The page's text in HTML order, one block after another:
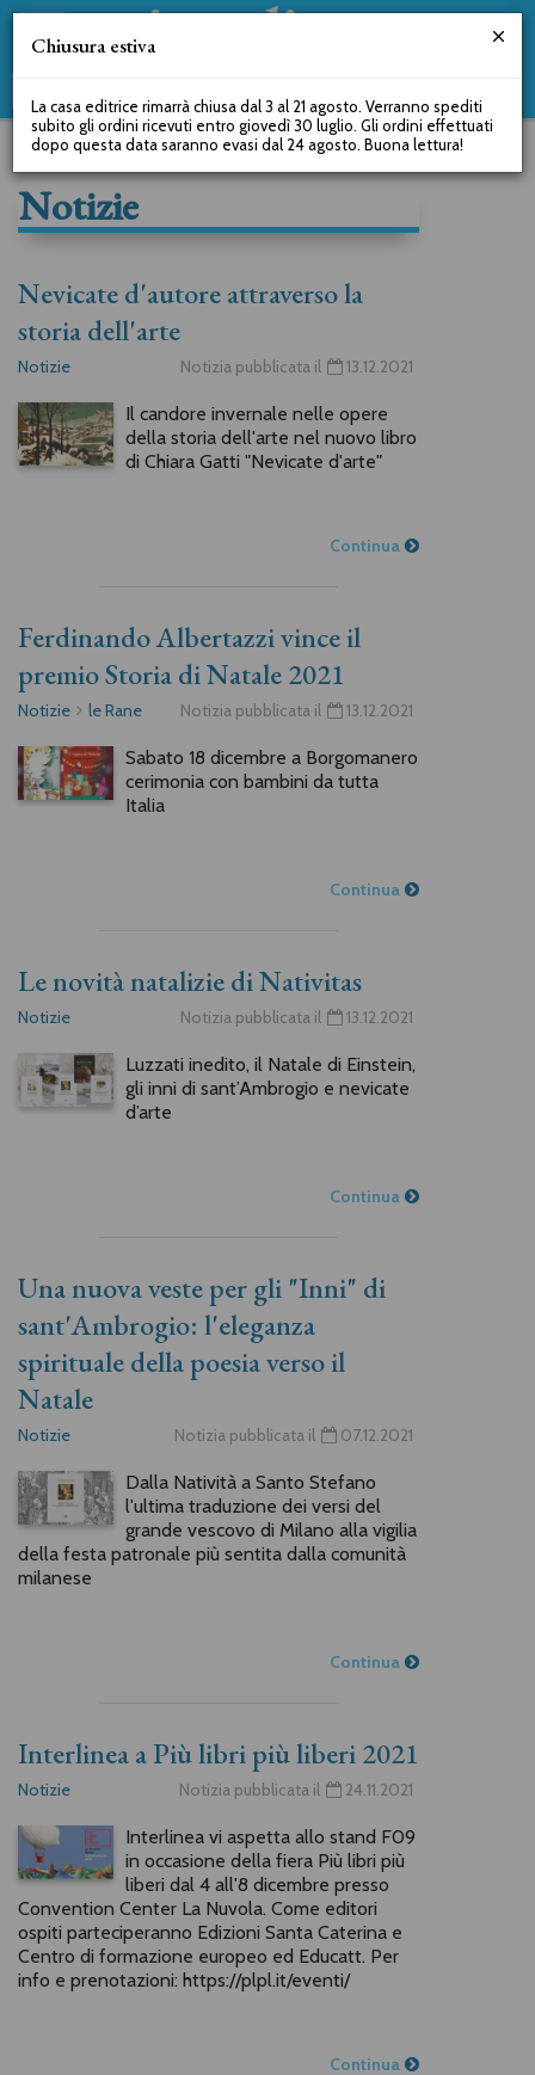
Notizie
Nevicate d'autore attraverso la
storia dell'arte
Notizie Notizia pubblicata il 13.12.2021
Il candore invernale nelle opere
della storia dell'arte nel nuovo libro
di Chiara Gatti "Nevicate d'arte"
Continua
Ferdinando Albertazzi vince il
premio Storia di Natale 2021
Notizie le Rane Notizia pubblicata il 13.12.2021
Sabato 18 dicembre a Borgomanero
cerimonia con bambini da tutta
Italia
Continua
Le novità natalizie di Nativitas
Notizie Notizia pubblicata il 13.12.2021
Luzzati inedito, il Natale di Einstein,
gli inni di sant’Ambrogio e nevicate
d’arte
Continua
Una nuova veste per gli "Inni" di
sant'Ambrogio: l'eleganza
spirituale della poesia verso il
Natale
Notizie Notizia pubblicata il 07.12.2021
Dalla Natività a Santo Stefano
l'ultima traduzione dei versi del
grande vescovo di Milano alla vigilia
della festa patronale più sentita dalla comunità
milanese
Continua
Interlinea a Più libri più liberi 2021
Notizie Notizia pubblicata il 24.11.2021
Interlinea vi aspetta allo stand F09
in occasione della fiera Più libri più
liberi dal 4 all'8 dicembre presso
Convention Center La Nuvola. Come editori
ospiti parteciperanno Edizioni Santa Caterina e
Centro di formazione europeo ed Educatt. Per
info e prenotazioni: https://plpl.it/eventi/
Continua
Chiusura estiva
La casa editrice rimarrà chiusa dal 3 al 21 agosto. Verranno spediti
subito gli ordini ricevuti entro giovedì 30 luglio. Gli ordini effettuati
dopo questa data saranno evasi dal 24 agosto. Buona lettura!